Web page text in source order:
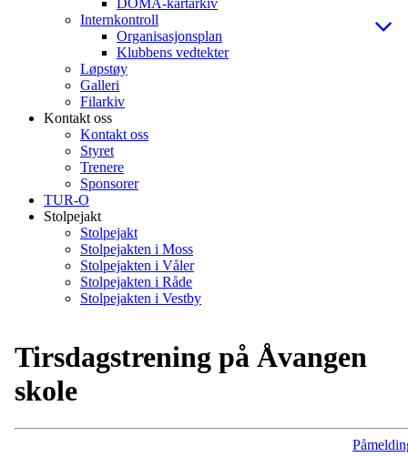
DOMA-kartarkiv
Internkontroll
Organisasjonsplan
Klubbens vedtekter
Løpstøy
Galleri
Filarkiv
Kontakt oss
Kontakt oss
Styret
Trenere
Sponsorer
TUR-O
Stolpejakt
Stolpejakt
Stolpejakten i Moss
Stolpejakten i Våler
Stolpejakten i Råde
Stolpejakten i Vestby
Tirsdagstrening på Åvangen
skole